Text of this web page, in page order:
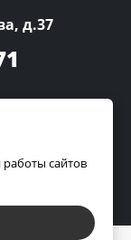
д.37
сайтов